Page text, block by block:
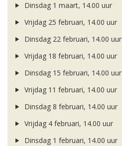
Dinsdag 1 maart, 14.00 uur
Vrijdag 25 februari, 14.00 uur
Dinsdag 22 februari, 14.00 uur
Vrijdag 18 februari, 14.00 uur
Dinsdag 15 februari, 14.00 uur
Vrijdag 11 februari, 14.00 uur
Dinsdag 8 februari, 14.00 uur
Vrijdag 4 februari, 14.00 uur
Dinsdag 1 februari, 14.00 uur